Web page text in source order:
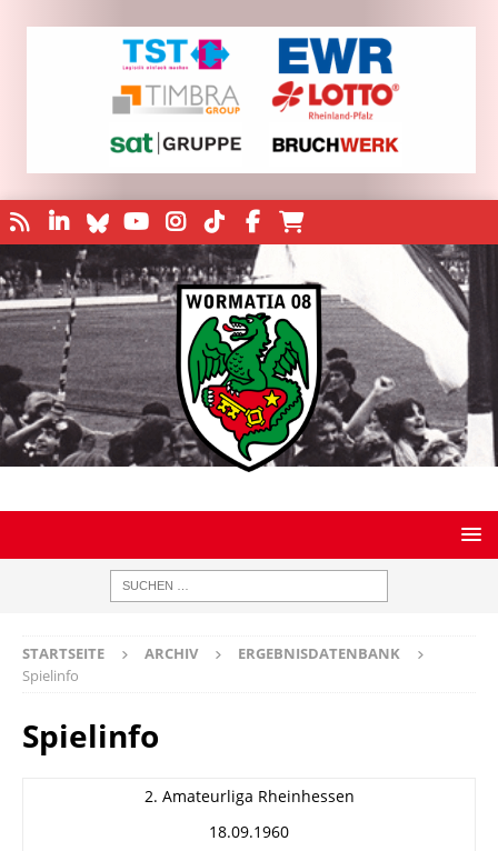
STARTSEITE ARCHIV
ERGEBNISDATENBANK
Spielinfo
Spielinfo
2. Amateurliga Rheinhessen
18.09.1960